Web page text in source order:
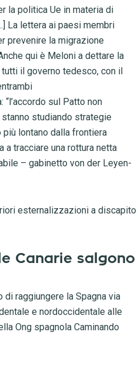
la politica Ue in materia di
La lettera ai paesi membri
prevenire la migrazione
qui è Meloni a dettare la
il governo tedesco, con il
sul Patto non
studiando strategie
lontano dalla frontiera
a tracciare una rottura netta
– gabinetto von der Leyen-
esternalizzazioni a discapito
Canarie salgono
raggiungere la Spagna via
e nordoccidentale alle
Ong spagnola Caminando